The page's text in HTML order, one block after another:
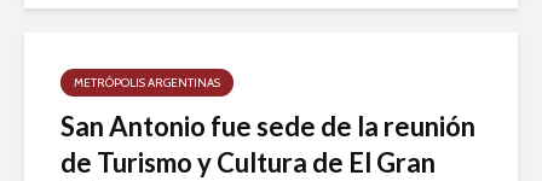
METRÓPOLIS ARGENTINAS
San Antonio fue sede de la reunión
de Turismo y Cultura de El Gran